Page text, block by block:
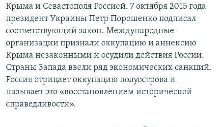
Крыма и Севастополя Россией. 7 октября 2015 года
президент Украины Петр Порошенко подписал
соответствующий закон. Международные
организации признали оккупацию и аннексию
Крыма незаконными и осудили действия России.
Страны Запада ввели ряд экономических санкций.
Россия отрицает оккупацию полуострова и
называет это «восстановлением исторической
справедливости».